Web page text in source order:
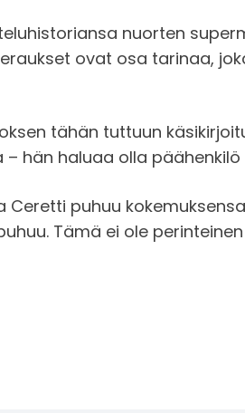
nuorten
ovat osa tarinaa,
tähän tuttuun
hän haluaa olla
puhuu
Tämä ei ole